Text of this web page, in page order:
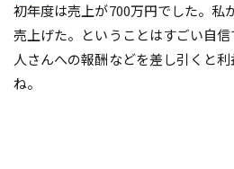
初年度は売上が700万円でした。私
売上げた。ということはすごい自
人さんへの報酬などを差し引くと
ね。